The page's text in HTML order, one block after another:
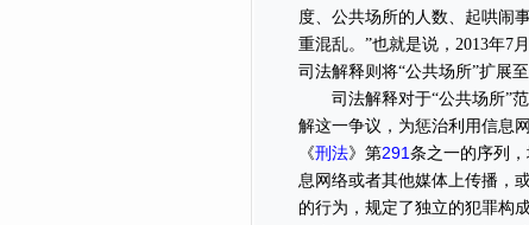
度、公共场所的人数、起哄闹
重混乱。”也就是说，2013年7
司法解释则将“公共场所”扩展
司法解释对于“公共场所”范
解这一争议，为惩治利用信息
《刑法》第291条之一的序列
息网络或者其他媒体上传播，
的行为，规定了独立的犯罪构